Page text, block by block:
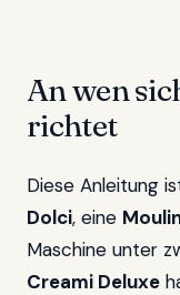
An wen
richtet
Diese Anleitung
Dolci, eine
Maschine unter
Creami Deluxe